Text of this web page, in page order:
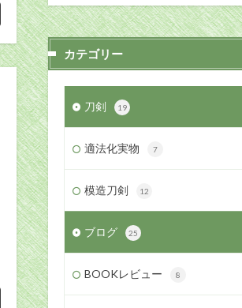
カテゴリー
刀剣 19
適法化実物 7
模造刀剣 12
ブログ 25
BOOKレビュー 8